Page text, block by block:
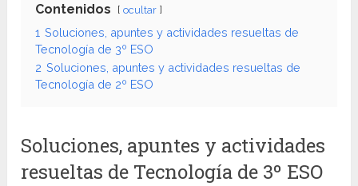
Contenidos ocultar
1 Soluciones, apuntes y actividades resueltas de
Tecnología de 3º ESO
2 Soluciones, apuntes y actividades resueltas de
Tecnología de 2º ESO
Soluciones, apuntes y actividades
resueltas de Tecnología de 3º ESO